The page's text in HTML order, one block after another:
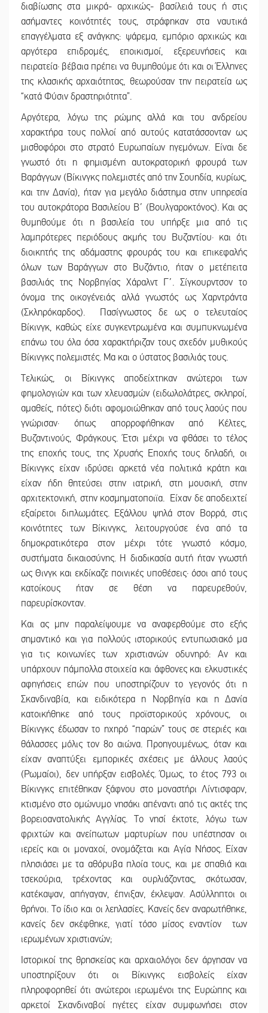
διαβίωσης στα μικρά- αρχικώς- βασίλειά τους ή στις
ασήμαντες κοινότητές τους, στράφηκαν στα ναυτικά
επαγγέλματα εξ ανάγκης: ψάρεμα, εμπόριο αρχικώς και
αργότερα επιδρομές, εποικισμοί, εξερευνήσεις και
πειρατεία· βέβαια πρέπει να θυμηθούμε ότι και οι Έλληνες
της κλασικής αρχαιότητας, θεωρούσαν την πειρατεία ως
“κατά Φύσιν δραστηριότητα”.
Αργότερα, λόγω της ρώμης αλλά και του ανδρείου
χαρακτήρα τους πολλοί από αυτούς κατατάσσονταν ως
μισθοφόροι στο στρατό Ευρωπαίων ηγεμόνων. Είναι δε
γνωστό ότι η φημισμένη αυτοκρατορική φρουρά των
Βαράγγων (Βίκινγκς πολεμιστές από την Σουηδία, κυρίως,
και την Δανία), ήταν για μεγάλο διάστημα στην υπηρεσία
του αυτοκράτορα Βασιλείου Β΄ (Βουλγαροκτόνος). Και ας
θυμηθούμε ότι η βασιλεία του υπήρξε μια από τις
λαμπρότερες περιόδους ακμής του Βυζαντίου· και ότι
διοικητής της αδάμαστης φρουράς του και επικεφαλής
όλων των Βαράγγων στο Βυζάντιο, ήταν ο μετέπειτα
βασιλιάς της Νορβηγίας Χάραλντ Γ΄. Σίγκουρντσον το
όνομα της οικογένειάς αλλά γνωστός ως Χαρντράντα
(Σκληρόκαρδος). Πασίγνωστος δε ως ο τελευταίος
Βίκινγκ, καθώς είχε συγκεντρωμένα και συμπυκνωμένα
επάνω του όλα όσα χαρακτήριζαν τους σχεδόν μυθικούς
Βίκινγκς πολεμιστές. Μα και ο ύστατος βασιλιάς τους.
Τελικώς, οι Βίκινγκς αποδείχτηκαν ανώτεροι των
φημολογιών και των χλευασμών (ειδωλολάτρες, σκληροί,
αμαθείς, πότες) διότι αφομοιώθηκαν από τους λαούς που
γνώρισαν· όπως απορροφήθηκαν από Κέλτες,
Βυζαντινούς, Φράγκους. Έτσι μέχρι να φθάσει το τέλος
της εποχής τους, της Χρυσής Εποχής τους δηλαδή, οι
Βίκινγκς είχαν ιδρύσει αρκετά νέα πολιτικά κράτη και
είχαν ήδη θητεύσει στην ιατρική, στη μουσική, στην
αρχιτεκτονική, στην κοσμηματοποιϊα. Είχαν δε αποδειχτεί
εξαίρετοι διπλωμάτες. Εξάλλου ψηλά στον Βορρά, στις
κοινότητες των Βίκινγκς, λειτουργούσε ένα από τα
δημοκρατικότερα στον μέχρι τότε γνωστό κόσμο,
συστήματα δικαιοσύνης. Η διαδικασία αυτή ήταν γνωστή
ως Θινγκ και εκδίκαζε ποινικές υποθέσεις· όσοι από τους
κατοίκους ήταν σε θέση να παρευρεθούν,
παρευρίσκονταν.
Και ας μην παραλείψουμε να αναφερθούμε στο εξής
σημαντικό και για πολλούς ιστορικούς εντυπωσιακό μα
για τις κοινωνίες των χριστιανών οδυνηρό: Αν και
υπάρχουν πάμπολλα στοιχεία και άφθονες και ελκυστικές
αφηγήσεις επών που υποστηρίζουν το γεγονός ότι η
Σκανδιναβία, και ειδικότερα η Νορβηγία και η Δανία
κατοικήθηκε από τους προϊστορικούς χρόνους, οι
Βίκινγκς έδωσαν το ηχηρό “παρών” τους σε στεριές και
θάλασσες μόλις τον 8ο αιώνα. Προηγουμένως, όταν και
είχαν αναπτύξει εμπορικές σχέσεις με άλλους λαούς
(Ρωμαίοι), δεν υπήρξαν εισβολές. Όμως, το έτος 793 οι
Βίκινγκς επιτέθηκαν ξάφνου στο μοναστήρι Λίντισφαρν,
κτισμένο στο ομώνυμο νησάκι απέναντι από τις ακτές της
βορειοανατολικής Αγγλίας. Το νησί έκτοτε, λόγω των
φριχτών και ανείπωτων μαρτυρίων που υπέστησαν οι
ιερείς και οι μοναχοί, ονομάζεται και Αγία Νήσος. Είχαν
πλησιάσει με τα αθόρυβα πλοία τους, και με σπαθιά και
τσεκούρια, τρέχοντας και ουρλιάζοντας, σκότωσαν,
κατέκαψαν, απήγαγαν, έπνιξαν, έκλεψαν. Ασύλληπτοι οι
θρήνοι. Το ίδιο και οι λεηλασίες. Κανείς δεν αναρωτήθηκε,
κανείς δεν σκέφθηκε, γιατί τόσο μίσος εναντίον των
ιερωμένων χριστιανών;
Ιστορικοί της θρησκείας και αρχαιολόγοι δεν άργησαν να
υποστηρίξουν ότι οι Βίκινγκς εισβολείς είχαν
πληροφορηθεί ότι ανώτεροι ιερωμένοι της Ευρώπης και
αρκετοί Σκανδιναβοί ηγέτες είχαν συμφωνήσει στον